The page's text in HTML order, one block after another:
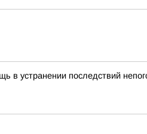
устранении последствий